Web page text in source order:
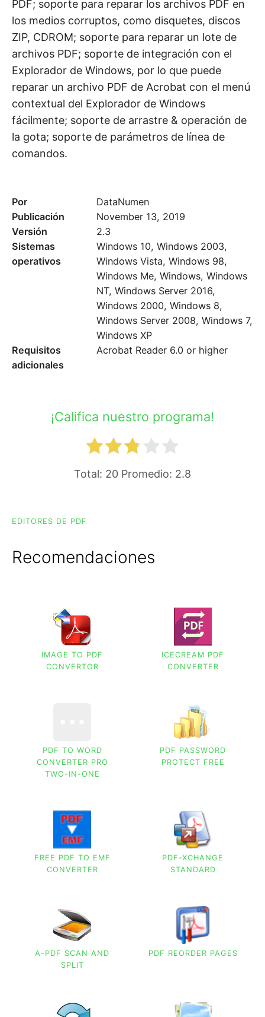
PDF; soporte para reparar los archivos PDF en
los medios corruptos, como disquetes, discos
ZIP, CDROM; soporte para reparar un lote de
archivos PDF; soporte de integración con el
Explorador de Windows, por lo que puede
reparar un archivo PDF de Acrobat con el menú
contextual del Explorador de Windows
fácilmente; soporte de arrastre & operación de
la gota; soporte de parámetros de línea de
comandos.
Por
DataNumen
Publicación
November 13, 2019
Versión
2.3
Sistemas
operativos
Windows 10, Windows 2003,
Windows Vista, Windows 98,
Windows Me, Windows, Windows
NT, Windows Server 2016,
Windows 2000, Windows 8,
Windows Server 2008, Windows 7,
Windows XP
Requisitos
adicionales
Acrobat Reader 6.0 or higher
¡Califica nuestro programa!
Total: 20 Promedio: 2.8
EDITORES DE PDF
Recomendaciones
IMAGE TO PDF
CONVERTOR
ICECREAM PDF
CONVERTER
PDF TO WORD
CONVERTER PRO
TWO-IN-ONE
PDF PASSWORD
PROTECT FREE
FREE PDF TO EMF
CONVERTER
PDF-XCHANGE
STANDARD
A-PDF SCAN AND
SPLIT
PDF REORDER PAGES